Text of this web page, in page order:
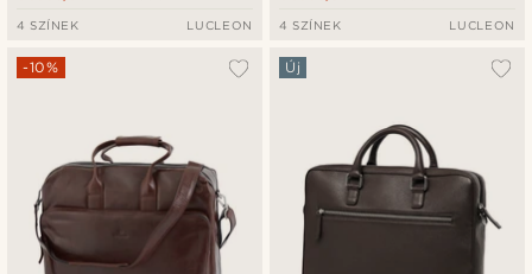
4 SZÍNEK LUCLEON 4 SZÍNEK LUCLEON
-10% Új